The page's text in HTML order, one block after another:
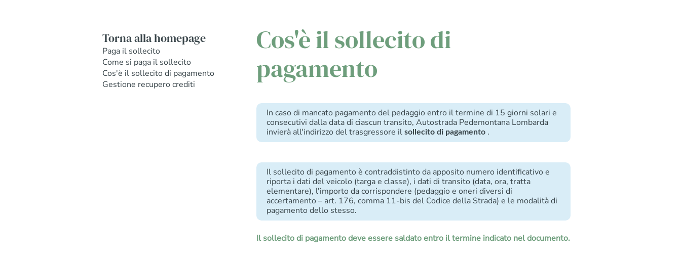
Torna alla homepage
Paga il sollecito
Come si paga il sollecito
Cos'è il sollecito di pagamento
Gestione recupero crediti
Cos'è il sollecito di
pagamento
In caso di mancato pagamento del pedaggio entro il termine di 15 giorni solari e
consecutivi dalla data di ciascun transito, Autostrada Pedemontana Lombarda
invierà all'indirizzo del trasgressore ilsollecito di pagamento .
Il sollecito di pagamento è contraddistinto da apposito numero identificativo e
riporta i dati del veicolo (targa e classe), i dati di transito (data, ora, tratta
elementare), l'importo da corrispondere (pedaggio e oneri diversi di
accertamento – art. 176, comma 11-bis del Codice della Strada) e le modalità di
pagamento dello stesso.
Il sollecito di pagamento deve essere saldato entro il termine indicato nel documento.